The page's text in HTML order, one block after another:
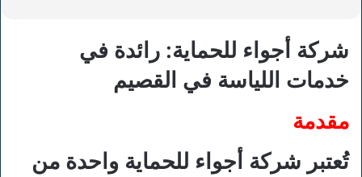
شركة أجواء للحماية: رائدة في
خدمات اللياسة في القصيم
مقدمة
تُعتبر شركة أجواء للحماية واحدة من